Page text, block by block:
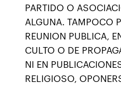
PARTIDO O
ALGUNA. TAMPOCO
REUNION PUBLICA,
CULTO O DE
NI EN
RELIGIOSO,